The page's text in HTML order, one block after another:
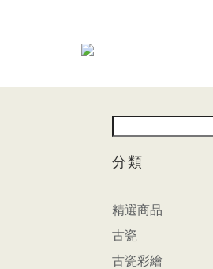
分類
精選商品
古瓷
古瓷彩繪